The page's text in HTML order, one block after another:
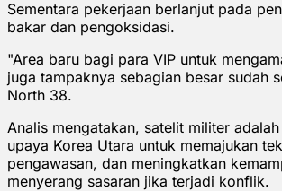
Sementara pekerjaan berlanjut pada
bakar dan pengoksidasi.
"Area baru bagi para VIP untuk
juga tampaknya sebagian besar sudah
North 38.
Analis mengatakan, satelit militer
upaya Korea Utara untuk memajukan
pengawasan, dan meningkatkan
menyerang sasaran jika terjadi konflik.